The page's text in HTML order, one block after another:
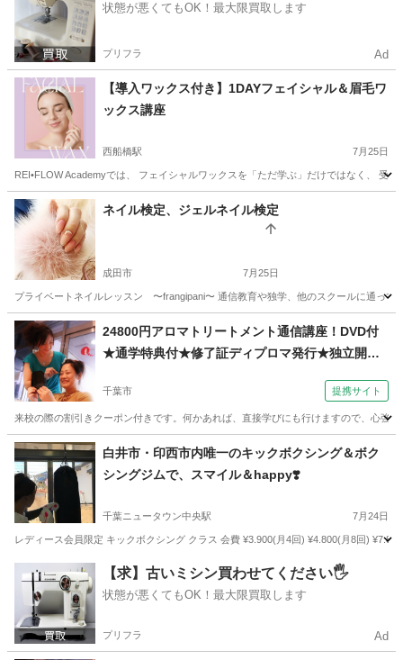
状態が悪くてもOK！最大限買取します
プリフラ Ad
【導入ワックス付き】1DAYフェイシャル＆眉毛ワ
ックス講座
西船橋駅 7月25日
REI•FLOW Academyでは、 フェイシャルワックスを「ただ学ぶ」だけではなく、 受
千葉 船橋市 西船橋駅 その他 眉毛
ネイル検定、ジェルネイル検定
成田市 7月25日
プライベートネイルレッスン 〜frangipani〜 通信教育や独学、他のスクールに通っ
千葉 成田市 ネイル 技能検定
24800円アロマトリートメント通信講座！DVD付
★通学特典付★修了証ディプロマ発行★独立開
千葉校）
千葉市 提携サイト
来校の際の割引きクーポン付きです。何かあれば、直接学びにも行けますので、心強
千葉 千葉市 マッサージ
白井市・印西市内唯一のキックボクシング＆ボク
シングジムで、スマイル＆happy❣️
千葉ニュータウン中央駅 7月24日
レディース会員限定 キックボクシング クラス 会費 ¥3.900(月4回) ¥4.800(月8回)
千葉 白井市 千葉ニュータウン中央駅 美容健康 ミット
【求】古いミシン買わせてください🖐️
状態が悪くてもOK！最大限買取します
プリフラ Ad